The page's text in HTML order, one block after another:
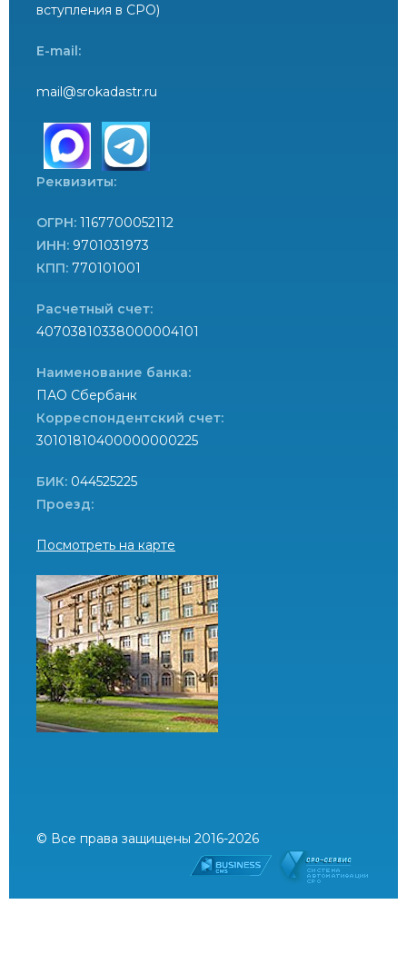
вступления в СРО)
E-mail:
mail@srokadastr.ru
Реквизиты:
ОГРН: 1167700052112
ИНН: 9701031973
КПП: 770101001
Расчетный счет:
40703810338000004101
Наименование банка:
ПАО Сбербанк
Корреспондентский счет:
30101810400000000225
БИК: 044525225
Проезд:
Посмотреть на карте
© Все права защищены 2016-2026